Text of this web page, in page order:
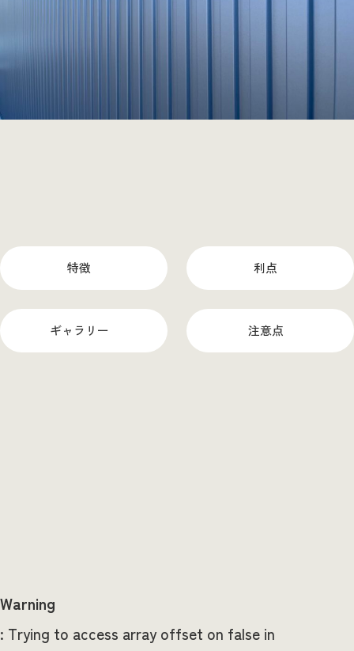
特徴 利点
ギャラリー 注意点
Warning
: Trying to access array offset on false in